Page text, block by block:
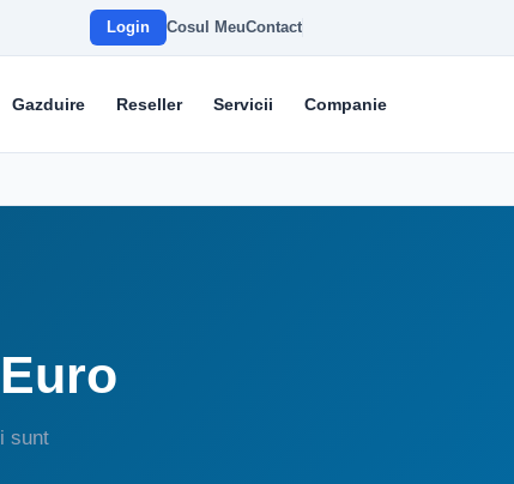
Login Cosul MeuContact
Gazduire Reseller Servicii Companie
sunt